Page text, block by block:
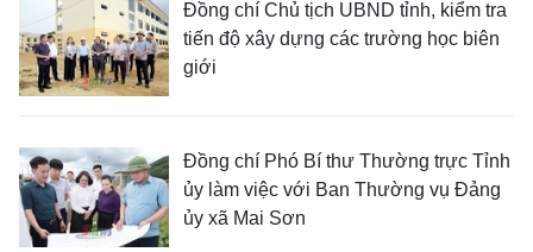
Đồng chí Chủ tịch UBND tỉnh, kiểm tra
tiến độ xây dựng các trường học biên
giới
Đồng chí Phó Bí thư Thường trực Tỉnh
ủy làm việc với Ban Thường vụ Đảng
ủy xã Mai Sơn